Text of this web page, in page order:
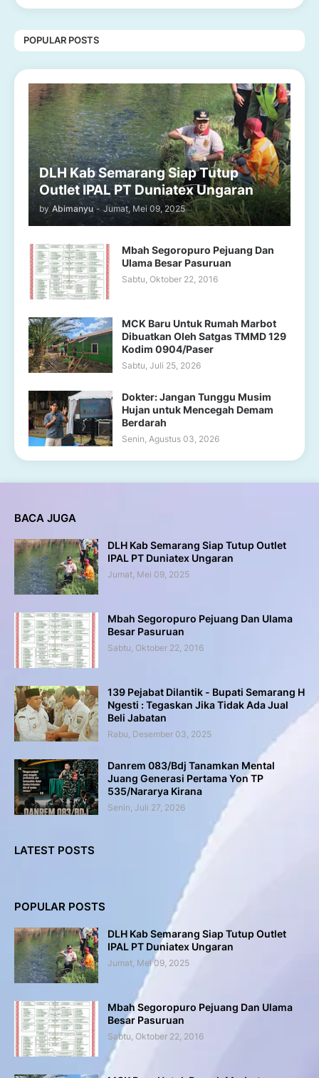
POPULAR POSTS
DLH Kab Semarang Siap Tutup
Outlet IPAL PT Duniatex Ungaran
by Abimanyu - Jumat, Mei 09, 2025
Mbah Segoropuro Pejuang Dan
Ulama Besar Pasuruan
Sabtu, Oktober 22, 2016
MCK Baru Untuk Rumah Marbot
Dibuatkan Oleh Satgas TMMD 129
Kodim 0904/Paser
Sabtu, Juli 25, 2026
Dokter: Jangan Tunggu Musim
Hujan untuk Mencegah Demam
Berdarah
Senin, Agustus 03, 2026
BACA JUGA
DLH Kab Semarang Siap Tutup Outlet
IPAL PT Duniatex Ungaran
Jumat, Mei 09, 2025
Mbah Segoropuro Pejuang Dan Ulama
Besar Pasuruan
Sabtu, Oktober 22, 2016
139 Pejabat Dilantik - Bupati Semarang H
Ngesti : Tegaskan Jika Tidak Ada Jual
Beli Jabatan
Rabu, Desember 03, 2025
Danrem 083/Bdj Tanamkan Mental
Juang Generasi Pertama Yon TP
535/Nararya Kirana
Senin, Juli 27, 2026
LATEST POSTS
POPULAR POSTS
DLH Kab Semarang Siap Tutup Outlet
IPAL PT Duniatex Ungaran
Jumat, Mei 09, 2025
Mbah Segoropuro Pejuang Dan Ulama
Besar Pasuruan
Sabtu, Oktober 22, 2016